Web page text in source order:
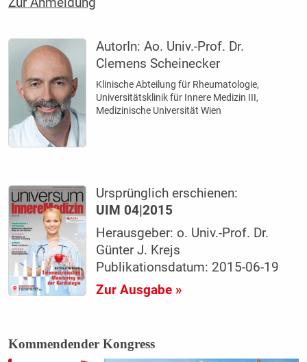
AutorIn:Ao. Univ.-Prof. Dr.
Clemens Scheinecker
Klinische Abteilung für Rheumatologie,
Universitätsklinik für Innere Medizin III,
Medizinische Universität Wien
Ursprünglich erschienen:
UIM 04|2015
Herausgeber: o. Univ.-Prof. Dr.
Günter J. Krejs
Publikationsdatum: 2015-06-19
Zur Ausgabe »
Kommendender Kongress